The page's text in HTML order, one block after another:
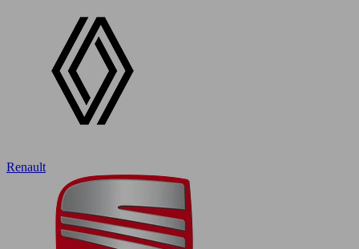
Renault